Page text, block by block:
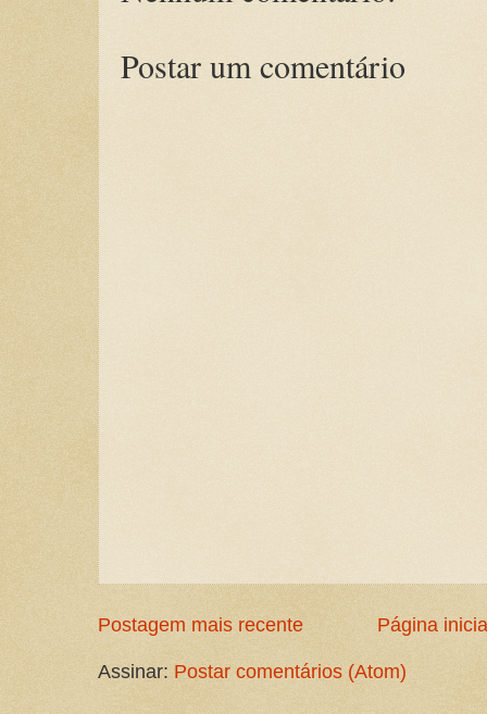
Postar um comentário
Postagem mais recente Página
Assinar: Postar comentários (Atom)